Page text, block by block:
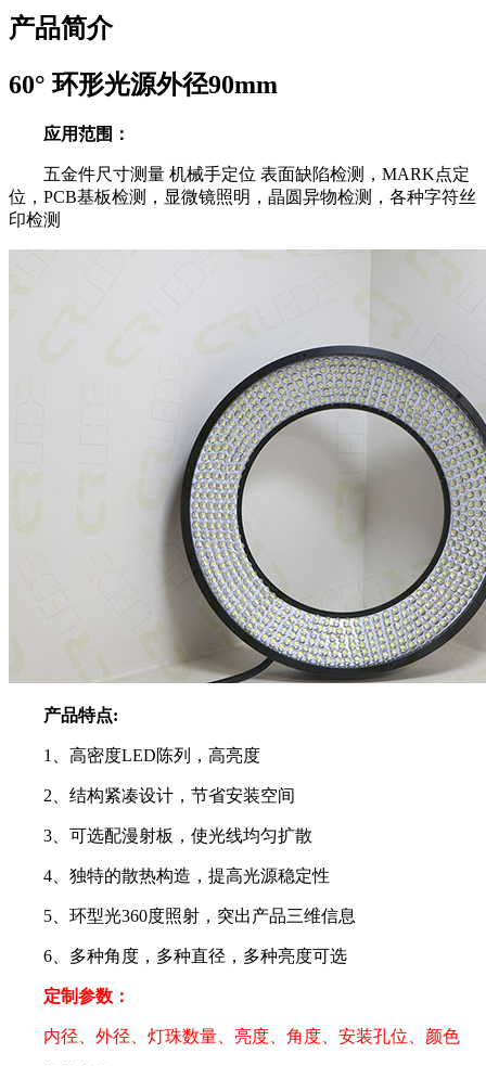
产品简介
60° 环形光源外径90mm
应用范围：
五金件尺寸测量 机械手定位 表面缺陷检测，MARK点定
位，PCB基板检测，显微镜照明，晶圆异物检测，各种字符丝
印检测
产品特点:
1、高密度LED陈列，高亮度
2、结构紧凑设计，节省安装空间
3、可选配漫射板，使光线均匀扩散
4、独特的散热构造，提高光源稳定性
5、环型光360度照射，突出产品三维信息
6、多种角度，多种直径，多种亮度可选
定制参数：
内径、外径、灯珠数量、亮度、角度、安装孔位、颜色